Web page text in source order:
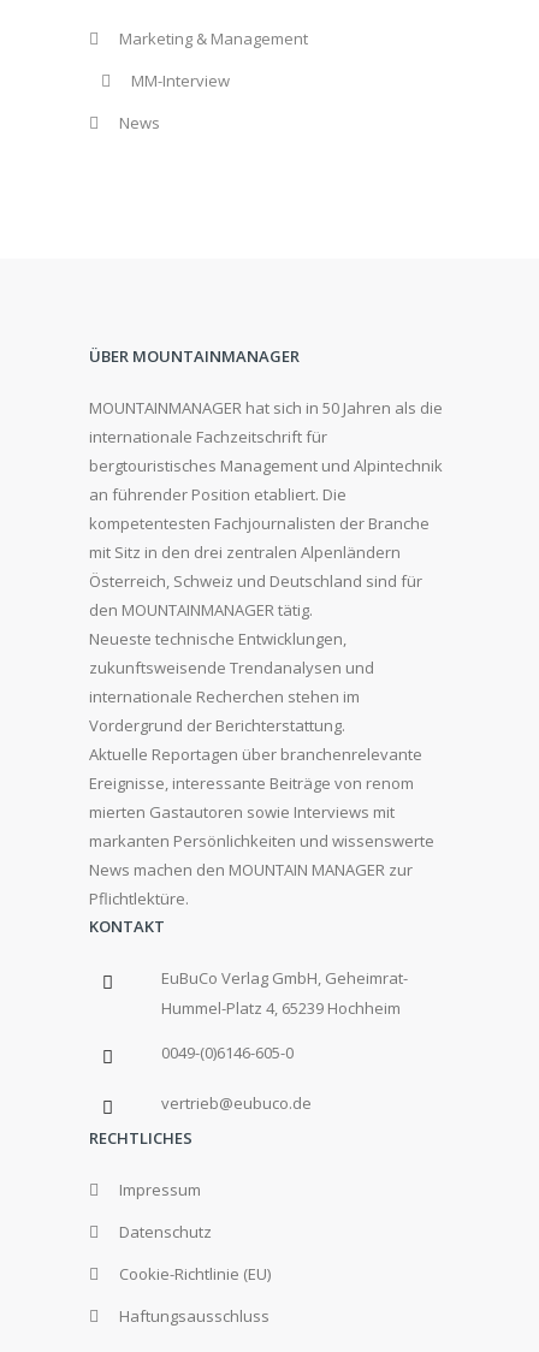
Marketing & Management
MM-Interview
News
ÜBER MOUNTAINMANAGER
MOUNTAINMANAGER hat sich in 50 Jahren als die
internationale Fachzeitschrift für
bergtouristisches Management und Alpintechnik
an führender Position etabliert. Die
kompetentesten Fachjournalisten der Branche
mit Sitz in den drei zentralen Alpenländern
Österreich, Schweiz und Deutschland sind für
den MOUNTAINMANAGER tätig.
Neueste technische Entwicklungen,
zukunftsweisende Trendanalysen und
internationale Recherchen stehen im
Vordergrund der Berichterstattung.
Aktuelle Reportagen über branchenrelevante
Ereignisse, interessante Beiträge von renom
mierten Gastautoren sowie Interviews mit
markanten Persönlichkeiten und wissenswerte
News machen den MOUNTAIN MANAGER zur
Pflichtlektüre.
KONTAKT
EuBuCo Verlag GmbH, Geheimrat-
Hummel-Platz 4, 65239 Hochheim
0049-(0)6146-605-0
vertrieb@eubuco.de
RECHTLICHES
Impressum
Datenschutz
Cookie-Richtlinie (EU)
Haftungsausschluss